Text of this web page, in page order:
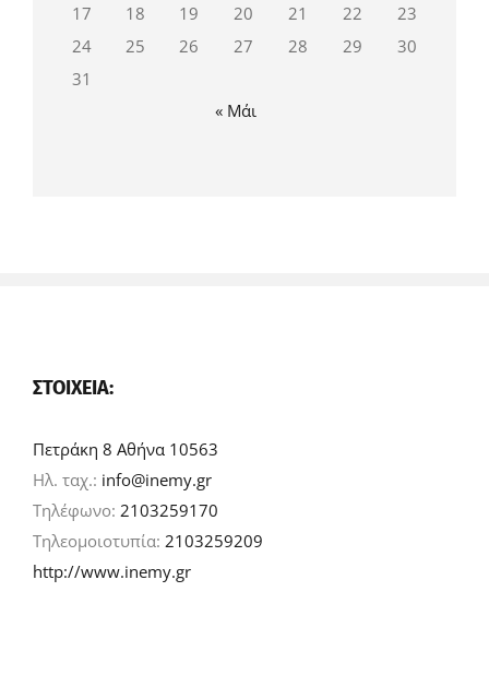
17
18 19 20 21 22
23
24
25 26 27 28 29
30
31
« Μάι
ΣΤΟΙΧΕΊΑ:
Πετράκη 8 Αθήνα 10563
Ηλ. ταχ.: info@inemy.gr
Τηλέφωνο: 2103259170
Τηλεομοιοτυπία: 2103259209
http://www.inemy.gr